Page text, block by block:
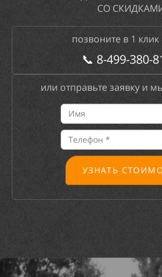
СО
позвоните в 1
📞 8-499-380-
или отправьте заявку и
УЗНАТЬ